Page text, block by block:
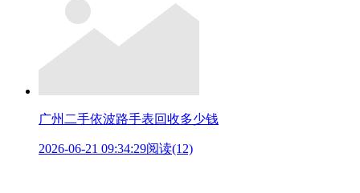
广州二手依波路手表回收多少钱
2026-06-21 09:34:29阅读(12)